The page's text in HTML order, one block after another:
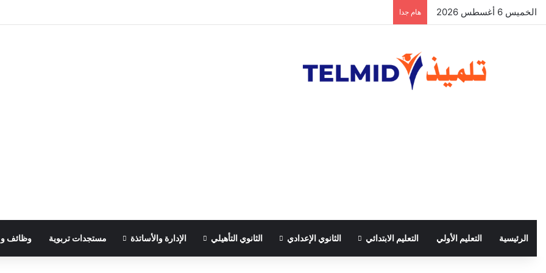
الخميس 6 أغسطس 2026 هام جدا
الرئيسية التعليم الأولي التعليم الابتدائي الثانوي الإعدادي الثانوي التأهيلي الإدارة والأساتذة مستجدات تربوية وظائف و